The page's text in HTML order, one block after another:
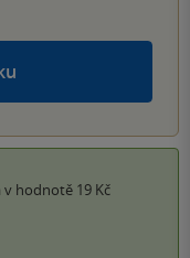
v hodnotě 19 Kč